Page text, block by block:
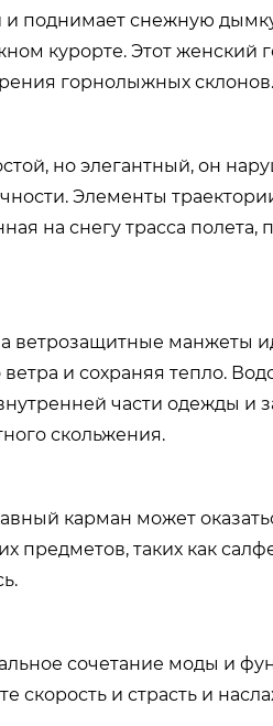
и поднимает снежную
курорте. Этот
горнолыжных склонов.
но элегантный, он
Элементы
на снегу трасса
ветрозащитные манжеты
и сохраняя тепло.
внутренней части одежды
скольжения.
карман может
таких как
сочетание моды и
скорость и страсть и